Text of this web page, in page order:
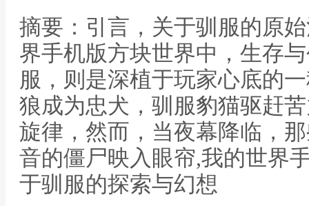
摘要：引言，关于驯服的原
界手机版方块世界中，生存
服，则是深植于玩家心底的
狼成为忠犬，驯服豹猫驱赶
旋律，然而，当夜幕降临，
音的僵尸映入眼帘,我的世界
于驯服的探索与幻想